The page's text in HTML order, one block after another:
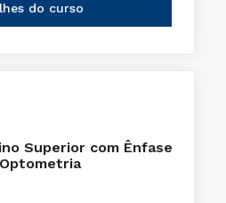
do curso
Superior com Ênfase